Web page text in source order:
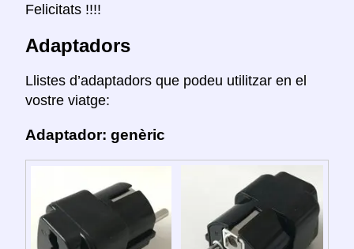
Felicitats !!!!
Adaptadors
Llistes d’adaptadors que podeu utilitzar en el
vostre viatge:
Adaptador: genèric